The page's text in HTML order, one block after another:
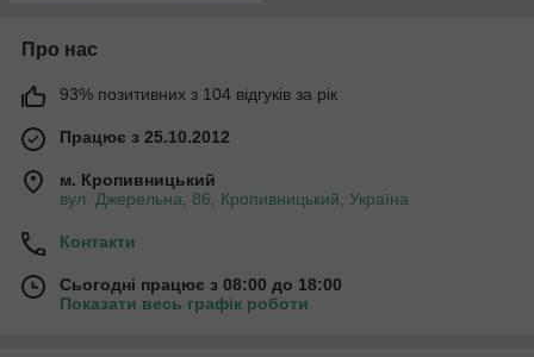
Про нас
93% позитивних з 104 відгуків за рік
Працює з 25.10.2012
м. Кропивницький
вул. Джерельна, 86, Кропивницький, Україна
Контакти
Сьогодні працює з 08:00 до 18:00
Показати весь графік роботи